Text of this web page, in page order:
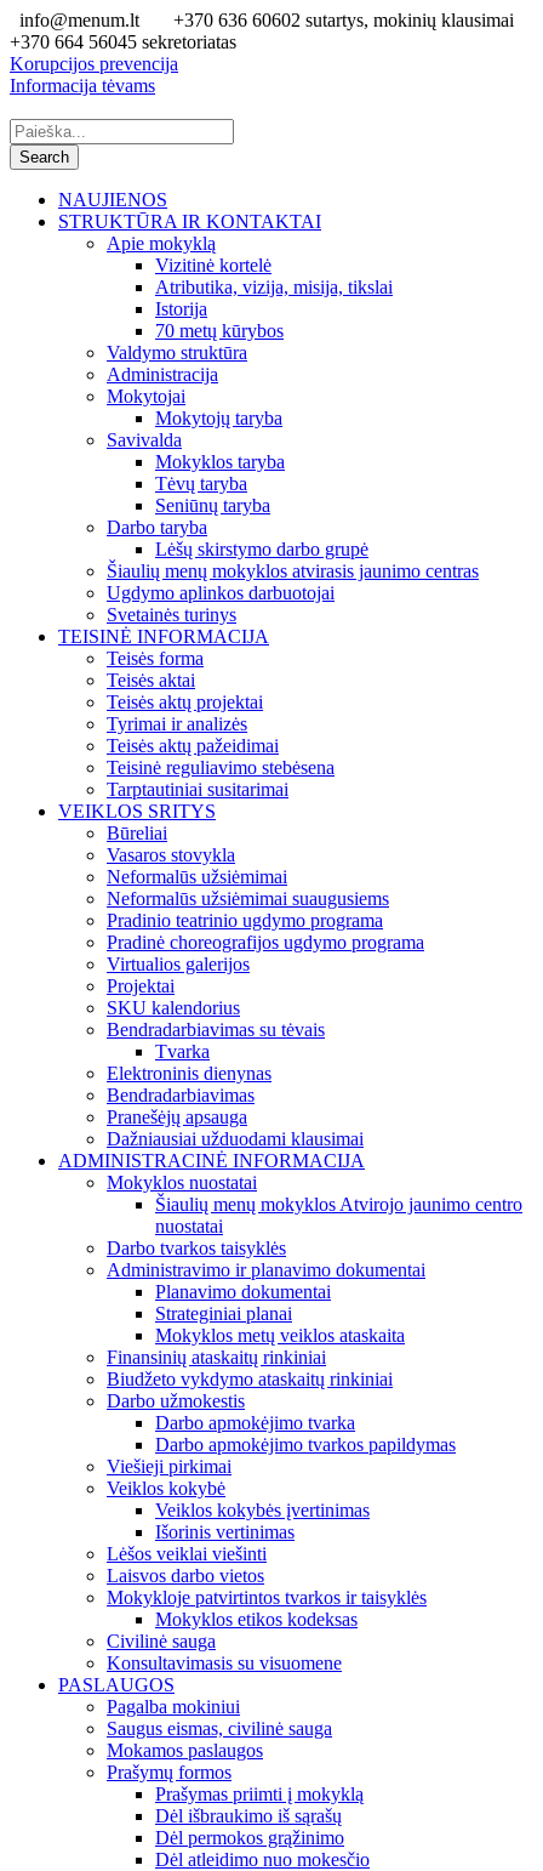
info@menum.lt
+370 636 60602 sutartys, mokinių klausimai
+370 664 56045 sekretoriatas
Korupcijos prevencija
Informacija tėvams
NAUJIENOS
STRUKTŪRA IR KONTAKTAI
Apie mokyklą
Vizitinė kortelė
Atributika, vizija, misija, tikslai
Istorija
70 metų kūrybos
Valdymo struktūra
Administracija
Mokytojai
Mokytojų taryba
Savivalda
Mokyklos taryba
Tėvų taryba
Seniūnų taryba
Darbo taryba
Lėšų skirstymo darbo grupė
Šiaulių menų mokyklos atvirasis jaunimo centras
Ugdymo aplinkos darbuotojai
Svetainės turinys
TEISINĖ INFORMACIJA
Teisės forma
Teisės aktai
Teisės aktų projektai
Tyrimai ir analizės
Teisės aktų pažeidimai
Teisinė reguliavimo stebėsena
Tarptautiniai susitarimai
VEIKLOS SRITYS
Būreliai
Vasaros stovykla
Neformalūs užsiėmimai
Neformalūs užsiėmimai suaugusiems
Pradinio teatrinio ugdymo programa
Pradinė choreografijos ugdymo programa
Virtualios galerijos
Projektai
SKU kalendorius
Bendradarbiavimas su tėvais
Tvarka
Elektroninis dienynas
Bendradarbiavimas
Pranešėjų apsauga
Dažniausiai užduodami klausimai
ADMINISTRACINĖ INFORMACIJA
Mokyklos nuostatai
Šiaulių menų mokyklos Atvirojo jaunimo centro
nuostatai
Darbo tvarkos taisyklės
Administravimo ir planavimo dokumentai
Planavimo dokumentai
Strateginiai planai
Mokyklos metų veiklos ataskaita
Finansinių ataskaitų rinkiniai
Biudžeto vykdymo ataskaitų rinkiniai
Darbo užmokestis
Darbo apmokėjimo tvarka
Darbo apmokėjimo tvarkos papildymas
Viešieji pirkimai
Veiklos kokybė
Veiklos kokybės įvertinimas
Išorinis vertinimas
Lėšos veiklai viešinti
Laisvos darbo vietos
Mokykloje patvirtintos tvarkos ir taisyklės
Mokyklos etikos kodeksas
Civilinė sauga
Konsultavimasis su visuomene
PASLAUGOS
Pagalba mokiniui
Saugus eismas, civilinė sauga
Mokamos paslaugos
Prašymų formos
Prašymas priimti į mokyklą
Dėl išbraukimo iš sąrašų
Dėl permokos grąžinimo
Dėl atleidimo nuo mokesčio